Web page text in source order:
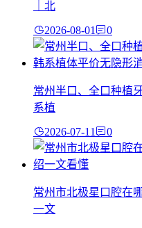
｜北
2026-08-01 0
常州半口、全口种植
系植
2026-07-11 0
常州市北极星口腔在
一文